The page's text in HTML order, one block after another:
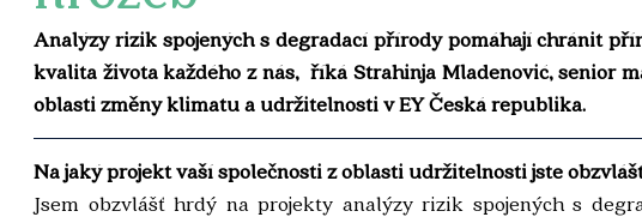
Analýzy rizik spojených s degradací přírody pomáhají chránit
kvalita života každého z nás,  říká Strahinja Mladenović, senior
oblasti změny klimatu a udržitelnosti v EY Česká republika.
Na jaký projekt vaší společnosti z oblasti udržitelnosti jste
Jsem obzvlášť hrdý na projekty analýzy rizik spojených s